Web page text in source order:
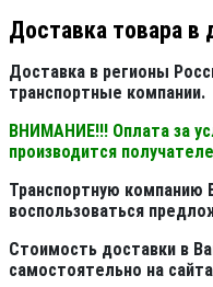
Доставка товара
Доставка в регионы
транспортные компании.
ВНИМАНИЕ!!! Оплата за
производится
Транспортную
воспользоваться
Стоимость доставки в
самостоятельно на